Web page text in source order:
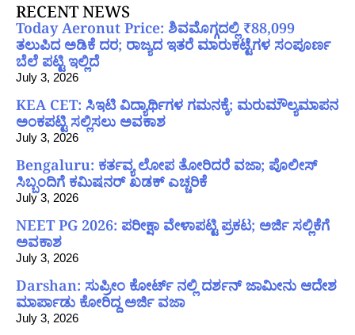
RECENT NEWS
Today Aeronut Price: ಶಿವಮೊಗ್ಗದಲ್ಲಿ ₹88,099
ತಲುಪಿದ ಅಡಿಕೆ ದರ; ರಾಜ್ಯದ ಇತರೆ ಮಾರುಕಟ್ಟೆಗಳ ಸಂಪೂರ್ಣ
ಬೆಲೆ ಪಟ್ಟಿ ಇಲ್ಲಿದೆ
July 3, 2026
KEA CET: ಸಿಇಟಿ ವಿದ್ಯಾರ್ಥಿಗಳ ಗಮನಕ್ಕೆ; ಮರುಮೌಲ್ಯಮಾಪನ
ಅಂಕಪಟ್ಟಿ ಸಲ್ಲಿಸಲು ಅವಕಾಶ
July 3, 2026
Bengaluru: ಕರ್ತವ್ಯ ಲೋಪ ತೋರಿದರೆ ವಜಾ; ಪೊಲೀಸ್
ಸಿಬ್ಬಂದಿಗೆ ಕಮಿಷನರ್ ಖಡಕ್ ಎಚ್ಚರಿಕೆ
July 3, 2026
NEET PG 2026: ಪರೀಕ್ಷಾ ವೇಳಾಪಟ್ಟಿ ಪ್ರಕಟ; ಅರ್ಜಿ ಸಲ್ಲಿಕೆಗೆ
ಅವಕಾಶ
July 3, 2026
Darshan: ಸುಪ್ರೀಂ ಕೋರ್ಟ್ ನಲ್ಲಿ ದರ್ಶನ್ ಜಾಮೀನು ಆದೇಶ
ಮಾರ್ಪಾಡು ಕೋರಿದ್ದ ಅರ್ಜಿ ವಜಾ
July 3, 2026